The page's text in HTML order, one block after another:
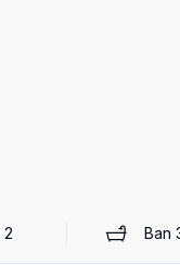
2 Ban